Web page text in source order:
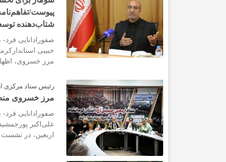
پیوست/
شتاب‌دهنده
صفورادانایی فرد-
حبیبی
مرز خسروی،
رئیس ستاد مرکزی
مرز خسروی
صفورادانایی فرد-
علی‌اکبر
اربعین، در نشست